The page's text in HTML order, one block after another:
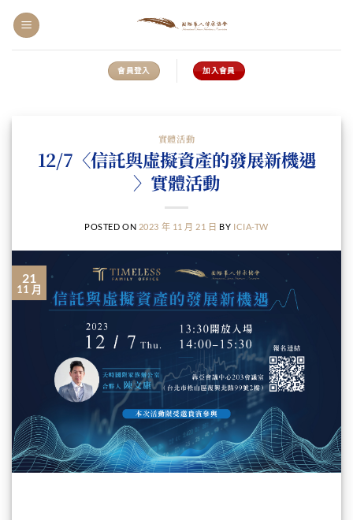
會員登入 加入會員
實體活動
12/7〈信託與虛擬資產的發展新機遇
〉實體活動
POSTED ON 2023 年 11 月 21 日 BY ICIA-TW
21
11 月